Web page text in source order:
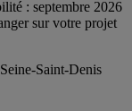
: septembre 2026
sur votre projet
Saint-Denis